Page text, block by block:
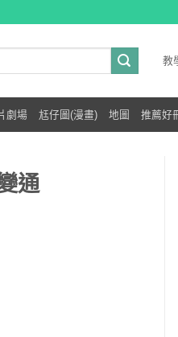
教
劇場 尪仔圖(漫畫) 地圖 推薦好
通